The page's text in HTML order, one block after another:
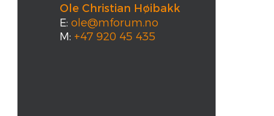
Ole Christian Høibakk
E: ole@mforum.no
M: +47 920 45 435